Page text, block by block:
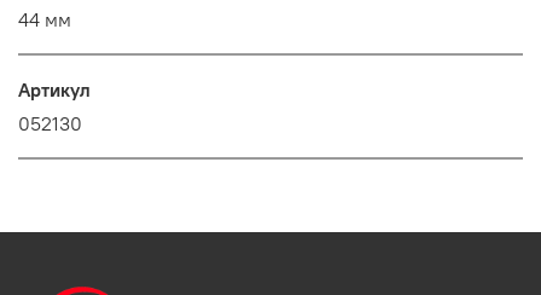
44 мм
Артикул
052130